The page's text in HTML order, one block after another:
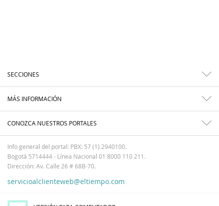
SECCIONES
MÁS INFORMACIÓN
CONOZCA NUESTROS PORTALES
Info general del portal: PBX: 57 (1) 2940100.
Bogotá 5714444 - Línea Nacional 01 8000 110 211.
Dirección: Av. Calle 26 # 68B-70.
servicioalclienteweb@eltiempo.com